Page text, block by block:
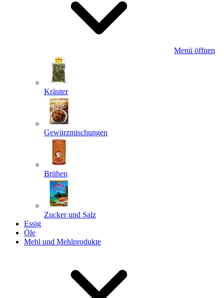
Menü öffnen
Kräuter
Gewürzmischungen
Brühen
Zucker und Salz
Essig
Öle
Mehl und Mehlprodukte